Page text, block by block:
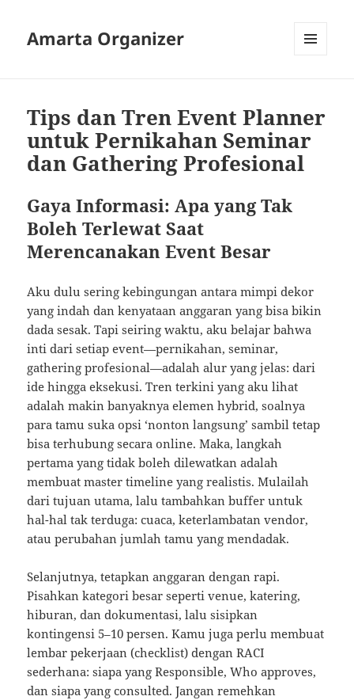
Amarta Organizer
Tips dan Tren Event Planner
untuk Pernikahan Seminar
dan Gathering Profesional
Gaya Informasi: Apa yang Tak
Boleh Terlewat Saat
Merencanakan Event Besar
Aku dulu sering kebingungan antara mimpi dekor
yang indah dan kenyataan anggaran yang bisa bikin
dada sesak. Tapi seiring waktu, aku belajar bahwa
inti dari setiap event—pernikahan, seminar,
gathering profesional—adalah alur yang jelas: dari
ide hingga eksekusi. Tren terkini yang aku lihat
adalah makin banyaknya elemen hybrid, soalnya
para tamu suka opsi ‘nonton langsung’ sambil tetap
bisa terhubung secara online. Maka, langkah
pertama yang tidak boleh dilewatkan adalah
membuat master timeline yang realistis. Mulailah
dari tujuan utama, lalu tambahkan buffer untuk
hal-hal tak terduga: cuaca, keterlambatan vendor,
atau perubahan jumlah tamu yang mendadak.
Selanjutnya, tetapkan anggaran dengan rapi.
Pisahkan kategori besar seperti venue, katering,
hiburan, dan dokumentasi, lalu sisipkan
kontingensi 5–10 persen. Kamu juga perlu membuat
lembar pekerjaan (checklist) dengan RACI
sederhana: siapa yang Responsible, Who approves,
dan siapa yang consulted. Jangan remehkan